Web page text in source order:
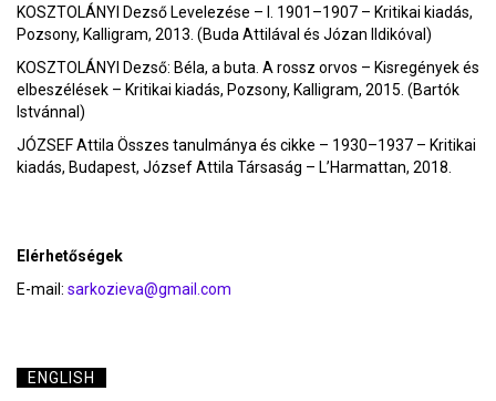
KOSZTOLÁNYI Dezső Levelezése – I. 1901–1907 – Kritikai kiadás,
Pozsony, Kalligram, 2013. (Buda Attilával és Józan Ildikóval)
KOSZTOLÁNYI Dezső: Béla, a buta. A rossz orvos – Kisregények és
elbeszélések – Kritikai kiadás, Pozsony, Kalligram, 2015. (Bartók
Istvánnal)
JÓZSEF Attila Összes tanulmánya és cikke – 1930–1937 – Kritikai
kiadás, Budapest, József Attila Társaság – L’Harmattan, 2018.
Elérhetőségek
E-mail: sarkozieva@gmail.com
ENGLISH